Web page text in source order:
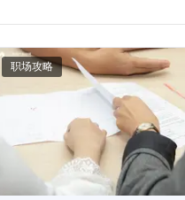
职场攻略